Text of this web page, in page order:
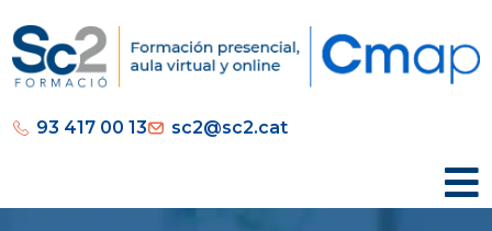
93 417 00 13 sc2@sc2.cat